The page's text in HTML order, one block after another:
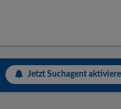
Jetzt Suchagent